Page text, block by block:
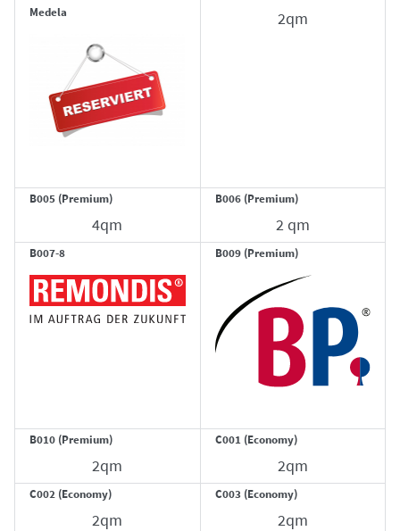
Medela
2qm
B005 (Premium)
4qm
B006 (Premium)
2 qm
B007-8 B009 (Premium)
B010 (Premium)
2qm
C001 (Economy)
2qm
C002 (Economy)
2qm
C003 (Economy)
2qm